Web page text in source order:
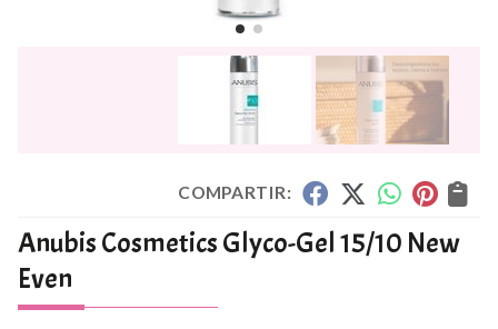
COMPARTIR:
Anubis Cosmetics Glyco-Gel 15/10 New
Even